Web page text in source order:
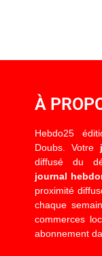
À
Hebdo25
Doubs. Votre
diffusé du
journal
proximité
chaque
commerces
abonnement